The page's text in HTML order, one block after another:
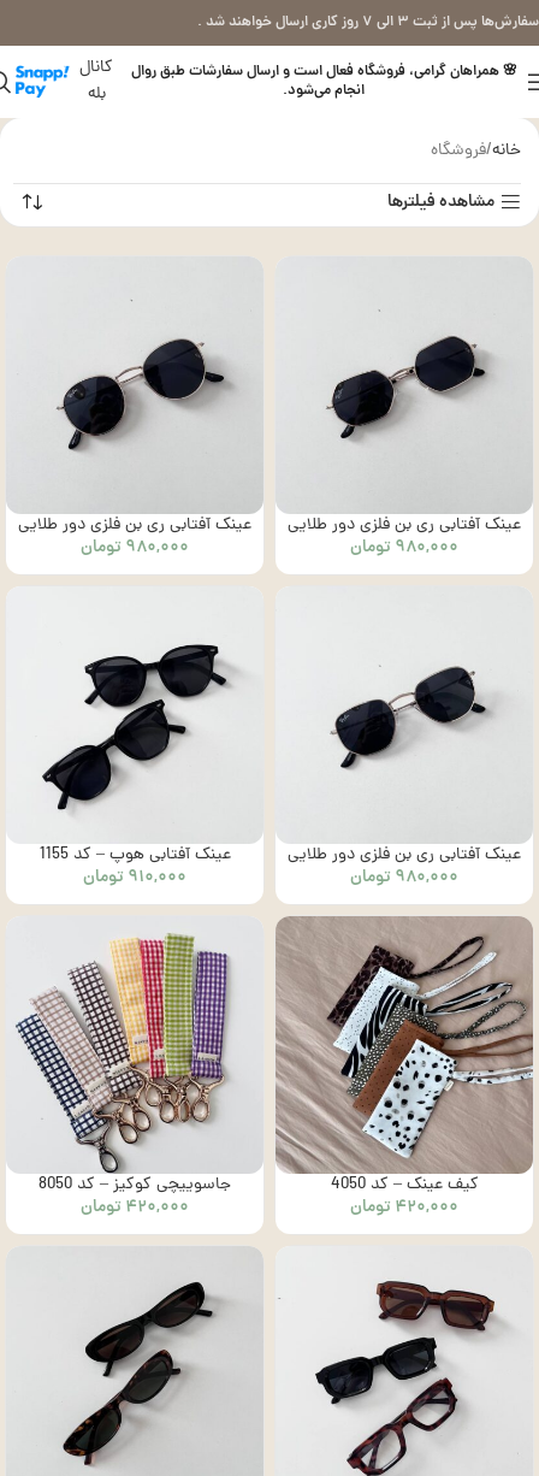
سفارش‌ها پس از ثبت ۳ الی ۷ روز کاری ارسال خواهند شد .
🌸 همراهان گرامی، فروشگاه فعال است و ارسال سفارشات طبق روال
انجام می‌شود.
کانال
بله
خانه فروشگاه
مشاهده فیلترها
عینک آفتابی ری بن فلزی دور طلایی
– کد1003
۹۸۰,۰۰۰ تومان
عینک آفتابی ری بن فلزی دور طلایی
– کد 1002
۹۸۰,۰۰۰ تومان
عینک آفتابی ری بن فلزی دور طلایی
– کد 1001
۹۸۰,۰۰۰ تومان
عینک آفتابی هوپ – کد 1155
۹۱۰,۰۰۰ تومان
کیف عینک – کد 4050
۴۲۰,۰۰۰ تومان
جاسوییچی کوکیز – کد 8050
۴۲۰,۰۰۰ تومان